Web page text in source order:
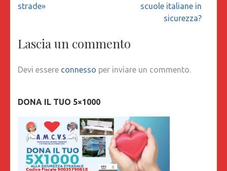
strade»
scuole italiane in
sicurezza?
Lascia un commento
Devi essere connesso per inviare un commento.
DONA IL TUO 5×1000